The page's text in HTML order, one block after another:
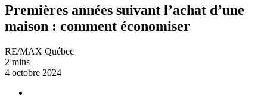
Premières années suivant l’achat d’une
maison : comment économiser
RE/MAX Québec
2 mins
4 octobre 2024